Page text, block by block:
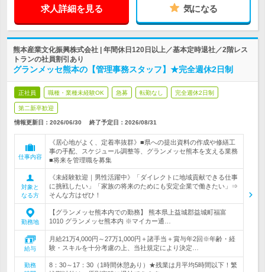
求人詳細を見る 気になる
熊本産業文化振興株式会社 | 年間休日120日以上／基本定時退社／2階レス
トランの社員割引あり
グランメッセ熊本の【管理事務スタッフ】★完全週休2日制
正社員 職種・業種未経験OK 急募 転勤なし 完全週休2日制
第二新卒歓迎
情報更新日：2026/06/30 終了予定日： 2026/08/31
仕事内容
《居心地がよく、定着率抜群》■県への提出資料の作成や修繕工
事の手配、スケジュール調整等、グランメッセ熊本を支える業務
■将来を管理職を募集
対象と
なる方
《未経験歓迎｜男性活躍中》「ダイレクトに地域貢献できる仕事
に挑戦したい」「家族の将来のためにも安定企業で働きたい」⇒
そんな方はぜひ！
勤務地
【グランメッセ熊本内での勤務】 熊本県上益城郡益城町福富
1010 グランメッセ熊本内 ※マイカー通…
給与
月給21万4,000円～27万1,000円＋諸手当＋賞与年2回※年齢・経
験・スキルを十分考慮の上、当社規定により決定…
勤務
8：30～17：30（1時間休憩あり）★残業は月平均5時間以下！繁